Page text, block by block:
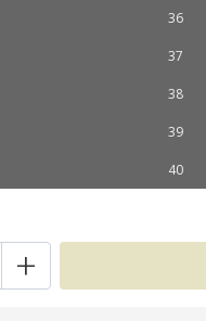
36
37
38
39
40
+